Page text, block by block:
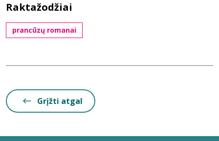
Raktažodžiai
prancūzų romanai
Grįžti atgal